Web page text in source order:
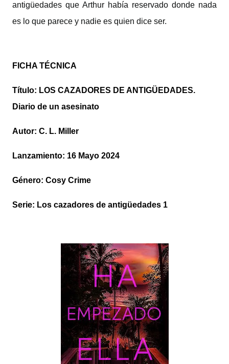
antigüedades que Arthur había reservado donde nada
es lo que parece y nadie es quien dice ser.
FICHA TÉCNICA
Título: LOS CAZADORES DE ANTIGÜEDADES.
Diario de un asesinato
Autor: C. L. Miller
Lanzamiento: 16 Mayo 2024
Género: Cosy Crime
Serie: Los cazadores de antigüedades 1